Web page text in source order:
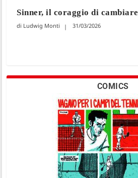
Sinner, il coraggio di cambiare
Ludwig Monti 31/03/2026
COMICS